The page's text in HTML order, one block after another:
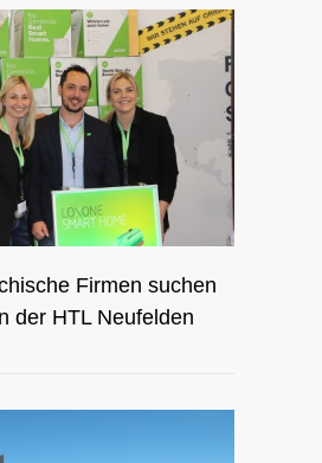
Firmen suchen
der HTL Neufelden